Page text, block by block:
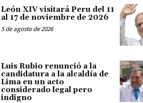
León XIV visitará Peru del 11
al 17 de noviembre de 2026
5 de agosto de 2026
Luis Rubio renunció a la
candidatura a la alcaldía de
Lima en un acto
considerado legal pero
indigno